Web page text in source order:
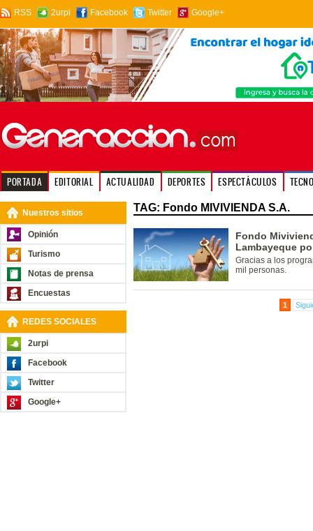
RSS 2urpi Facebook Twitter Google+
PORTADA EDITORIAL ACTUALIDAD DEPORTES ESPECTÁCULOS
Nuestros sitios
Opinión
Turismo
Notas de prensa
Encuestas
REDES SOCIALES
2urpi
Facebook
Twitter
Google+
TAG: Fondo MIVIVIENDA S.A.
Fondo
Lambayeque
Gracias a los
mil personas.
1